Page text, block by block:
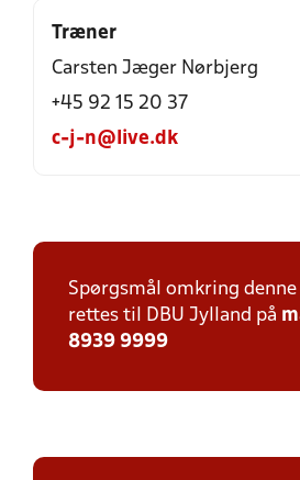
Træner
Carsten Jæger Nørbjerg
+45 92 15 20 37
c-j-n@live.dk
Spørgsmål omkring denne
rettes til DBU Jylland på
8939 9999